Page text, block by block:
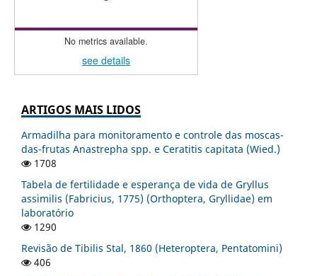
No metrics available.
see details
ARTIGOS MAIS LIDOS
Armadilha para monitoramento e controle das moscas-
das-frutas Anastrepha spp. e Ceratitis capitata (Wied.)
1708
Tabela de fertilidade e esperança de vida de Gryllus
assimilis (Fabricius, 1775) (Orthoptera, Gryllidae) em
laboratório
1290
Revisão de Tibilis Stal, 1860 (Heteroptera, Pentatomini)
406